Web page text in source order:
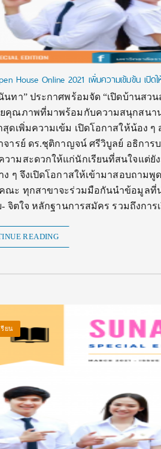
House Online 2021 เพิ่มความเข้มข้น เปิ
ทา” ประกาศพร้อมจัด “เปิดบ้านสวน
คุณภาพที่มาพร้อมกับความสนุกสนาน
ดเพิ่มความเข้ม เปิดโอกาสให้น้อง
จารย์ ดร.ชุติกาญจน์ ศรีวิบูลย์ อธิการ
วามสะดวกให้แก่นักเรียนที่สนใจแต่
ง ๆ จึงเปิดโอกาสให้เข้ามาสอบถาม
ณะ ทุกสาขาจะร่วมมือกันนำข้อมูลที่
- จิตใจ หลักฐานการสมัคร รวมถึงกา
READING
รียน